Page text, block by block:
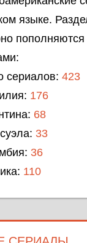
языке.
сериалов: 423
176
68
33
36
110